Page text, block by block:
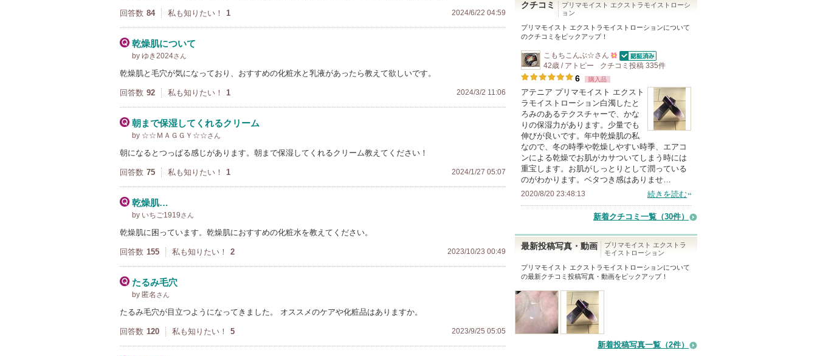
回答数 84 私も知りたい！ 1 2024/6/22 04:59
乾燥肌について
by ゆき2024さん
乾燥肌と毛穴が気になっており、おすすめの化粧水と乳液があったら教えて欲しいです。
回答数 92 私も知りたい！ 1 2024/3/2 11:06
朝まで保湿してくれるクリーム
by ☆☆ＭＡＧＧＹ☆☆さん
朝になるとつっぱる感じがあります。朝まで保湿してくれるクリーム教えてください！
回答数 75 私も知りたい！ 1 2024/1/27 05:07
乾燥肌…
by いちご1919さん
乾燥肌に困っています。乾燥肌におすすめの化粧水を教えてください。
回答数 155 私も知りたい！ 2 2023/10/23 00:49
たるみ毛穴
by 匿名 さん
たるみ毛穴が目立つようになってきました。 オススメのケアや化粧品はありますか。
回答数 120 私も知りたい！ 5 2023/9/25 05:05
クチコミ
プリマモイスト エクストラモイストローシ
ョン
プリマモイスト エクストラモイストローションについて
のクチコミをピックアップ！
こもちこんぶ☆さん
500
以
上
の
メ
ン
バ
ー
に
入
り
て
認証済
42歳 / アトピー クチコミ投稿 335件
6 購入品
アテニア プリマモイスト エクスト
ラモイストローション白濁したと
ろみのあるテクスチャーで、かな
りの保湿力があります。少量でも
伸びが良いです。年中乾燥肌の私
なので、冬の時季や乾燥しやすい時季、エアコ
ンによる乾燥でお肌がカサついてしまう時には
重宝します。お肌がしっとりとして潤っている
のがわかります。ベタつき感はありませ…
2020/8/20 23:48:13 続きを読む
新着クチコミ一覧 （30件）
最新投稿写真・動画
プリマモイスト エクストラ
モイストローション
プリマモイスト エクストラモイストローションについて
の最新クチコミ投稿写真・動画をピックアップ！
新着投稿写真一覧（2件）